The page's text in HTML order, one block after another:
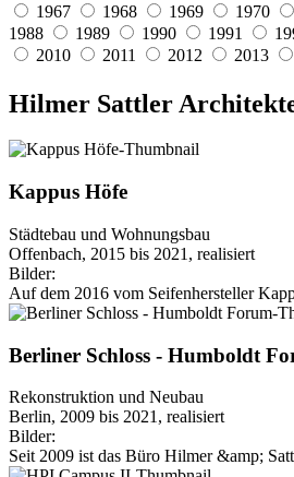
1967 1968 1969 1970
1988
1989 1990 1991
2010
2011 2012 2013
Hilmer Sattler
Kappus Höfe
Städtebau und Wohnungsbau
Offenbach, 2015 bis 2021, realisiert
Bilder:
Auf dem 2016 vom Seifenhersteller
Berliner Schloss - Humboldt
Rekonstruktion und Neubau
Berlin, 2009 bis 2021, realisiert
Bilder:
Seit 2009 ist das Büro Hilmer &amp;